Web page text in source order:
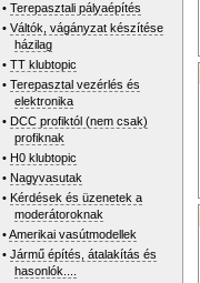
•Terepasztali pályaépítés
•Váltók, vágányzat készítése
házilag
•TT klubtopic
•Terepasztal vezérlés és
elektronika
• DCC profiktól (nem csak)
profiknak
• H0 klubtopic
• Nagyvasutak
• Kérdések és üzenetek a
moderátoroknak
•Amerikai vasútmodellek
•Jármű építés, átalakítás és
hasonlók....